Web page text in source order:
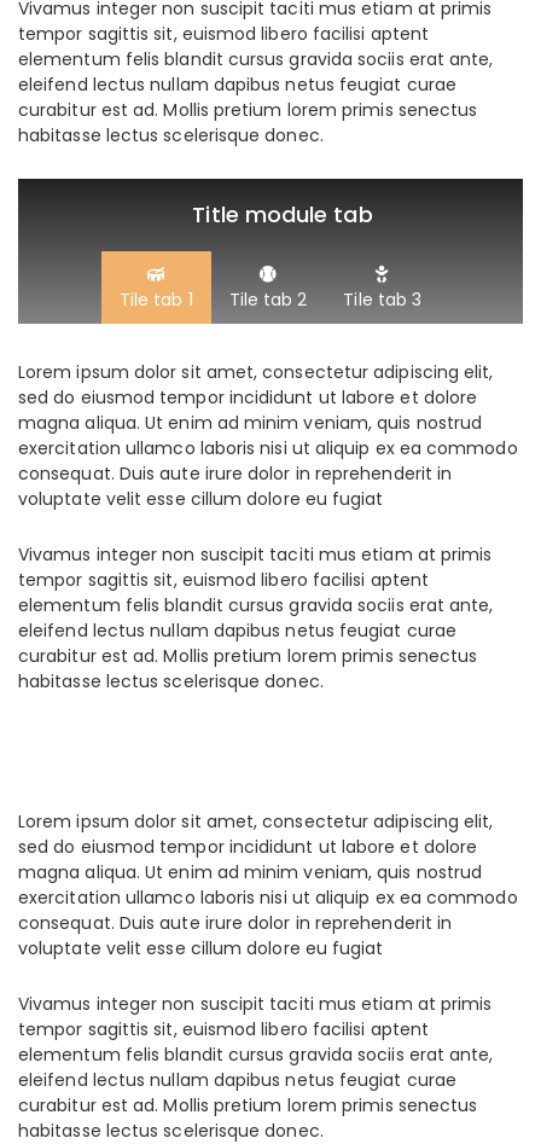
Vivamus integer non suscipit taciti mus etiam at primis
tempor sagittis sit, euismod libero facilisi aptent
elementum felis blandit cursus gravida sociis erat ante,
eleifend lectus nullam dapibus netus feugiat curae
curabitur est ad. Mollis pretium lorem primis senectus
habitasse lectus scelerisque donec.
Title module tab
Tile tab 1 Tile tab 2 Tile tab 3
Lorem ipsum dolor sit amet, consectetur adipiscing elit,
sed do eiusmod tempor incididunt ut labore et dolore
magna aliqua. Ut enim ad minim veniam, quis nostrud
exercitation ullamco laboris nisi ut aliquip ex ea commodo
consequat. Duis aute irure dolor in reprehenderit in
voluptate velit esse cillum dolore eu fugiat
Vivamus integer non suscipit taciti mus etiam at primis
tempor sagittis sit, euismod libero facilisi aptent
elementum felis blandit cursus gravida sociis erat ante,
eleifend lectus nullam dapibus netus feugiat curae
curabitur est ad. Mollis pretium lorem primis senectus
habitasse lectus scelerisque donec.
Lorem ipsum dolor sit amet, consectetur adipiscing elit,
sed do eiusmod tempor incididunt ut labore et dolore
magna aliqua. Ut enim ad minim veniam, quis nostrud
exercitation ullamco laboris nisi ut aliquip ex ea commodo
consequat. Duis aute irure dolor in reprehenderit in
voluptate velit esse cillum dolore eu fugiat
Vivamus integer non suscipit taciti mus etiam at primis
tempor sagittis sit, euismod libero facilisi aptent
elementum felis blandit cursus gravida sociis erat ante,
eleifend lectus nullam dapibus netus feugiat curae
curabitur est ad. Mollis pretium lorem primis senectus
habitasse lectus scelerisque donec.